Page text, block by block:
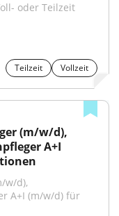
oder Teilzeit
Teilzeit Vollzeit
(m/w/d),
A+I
w/d),
A+I (m/w/d) für